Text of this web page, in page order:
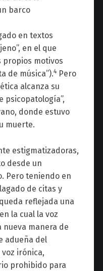
barco
en textos
en el que
propios motivos
de música”).4Pero
alcanza su
psicopatología”,
, donde estuvo
muerte.
estigmatizadoras,
desde un
Pero teniendo en
de citas y
reflejada una
la cual la voz
nueva manera de
adueña del
irónica,
prohibido para